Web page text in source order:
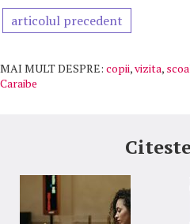
articolul precedent
MAI MULT DESPRE: copii,vizita,
Caraibe